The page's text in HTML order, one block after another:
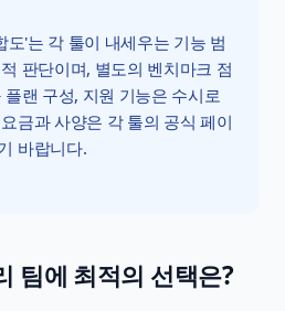
도'는 각 툴이 내세우는 기능 범
판단이며, 별도의 벤치마크 점
랜 구성, 지원 기능은 수시로
금과 사양은 각 툴의 공식 페이
바랍니다.
팀에 최적의 선택은?